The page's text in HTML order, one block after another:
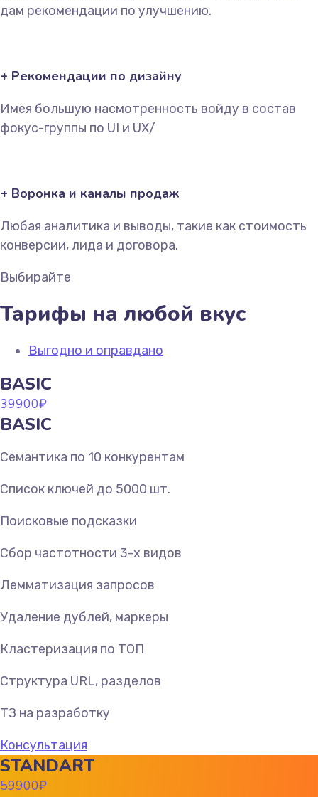
дам рекомендации по улучшению.
+ Рекомендации по дизайну
Имея большую насмотренность войду в состав
фокус-группы по UI и UX/
+ Воронка и каналы продаж
Любая аналитика и выводы, такие как стоимость
конверсии, лида и договора.
Выбирайте
Тарифы на любой вкус
Выгодно и оправдано
BASIC
39900₽
BASIC
Семантика по 10 конкурентам
Список ключей до 5000 шт.
Поисковые подсказки
Сбор частотности 3-х видов
Лемматизация запросов
Удаление дублей, маркеры
Кластеризация по ТОП
Структура URL, разделов
ТЗ на разработку
Консультация
STANDART
59900₽